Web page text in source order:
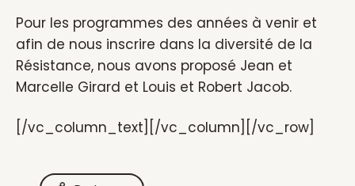
Pour les programmes des années à venir et
afin de nous inscrire dans la diversité de la
Résistance, nous avons proposé Jean et
Marcelle Girard et Louis et Robert Jacob.
[/vc_column_text][/vc_column][/vc_row]